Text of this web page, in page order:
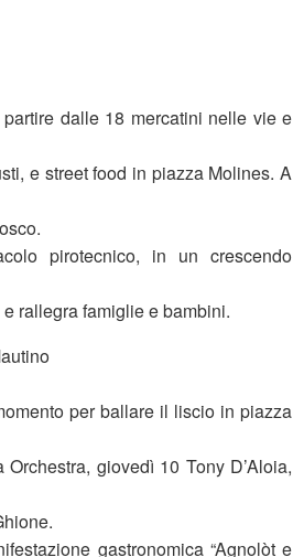
dalle 18 mercatini nelle vie e
e street food in piazza Molines. A
pirotecnico, in un crescendo
rallegra famiglie e bambini.
per ballare il liscio in piazza
giovedì 10 Tony D’Aloia,
gastronomica “Agnolòt e